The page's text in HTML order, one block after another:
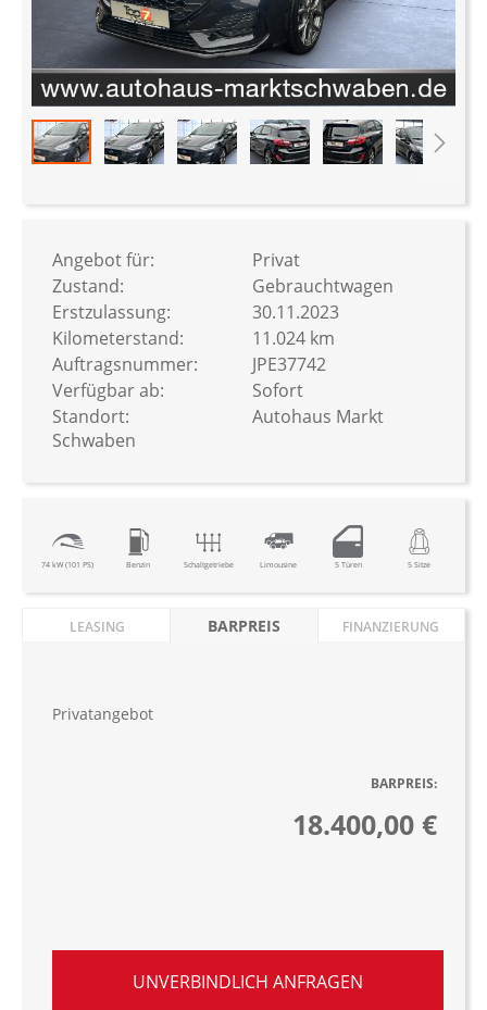
Anfang
Bildergalerie
springen
74 kW (101 PS) Benzin Schaltgetriebe Limousine 5 Türen 5 Sitze
Angebot für:
Privat
Zustand:
Gebrauchtwagen
Erstzulassung:
30.11.2023
Kilometerstand:
11.024 km
Auftragsnummer:
JPE37742
Verfügbar ab:
Sofort
Standort:
Autohaus Markt
Schwaben
LEASING BARPREIS FINANZIERUNG
Privatangebot
BARPREIS:
18.400,00 €
UNVERBINDLICH ANFRAGEN